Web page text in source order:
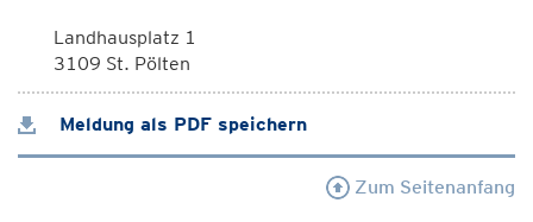
Landhausplatz 1
3109 St. Pölten
Meldung als PDF speichern
Zum Seitenanfang